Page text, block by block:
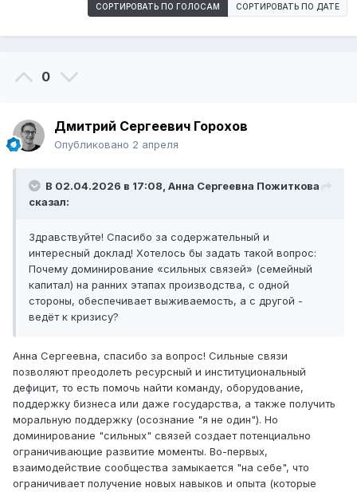
СОРТИРОВАТЬ ПО ГОЛОСАМ СОРТИРОВАТЬ ПО ДАТЕ
0
Дмитрий Сергеевич Горохов
Опубликовано 2 апреля
В 02.04.2026 в 17:08, Анна Сергеевна Пожиткова
сказал:
Здравствуйте! Спасибо за содержательный и
интересный доклад! Хотелось бы задать такой вопрос:
Почему доминирование «сильных связей» (семейный
капитал) на ранних этапах производства, с одной
стороны, обеспечивает выживаемость, а с другой -
ведёт к кризису?
Анна Сергеевна, спасибо за вопрос! Сильные связи
позволяют преодолеть ресурсный и институциональный
дефицит, то есть помочь найти команду, оборудование,
поддержку бизнеса или даже государства, а также получить
моральную поддержку (осознание "я не один"). Но
доминирование "сильных" связей создает потенциально
ограничивающие развитие моменты. Во-первых,
взаимодействие сообщества замыкается "на себе", что
ограничивает получение новых навыков и опыта (которые